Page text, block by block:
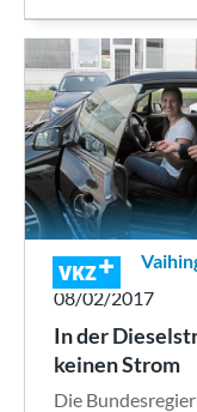
VKZ
08/02/2017
In der
keinen Strom
Die